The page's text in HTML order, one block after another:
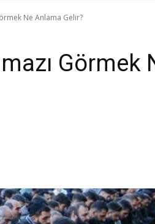
Ne Anlama Gelir?
Görmek